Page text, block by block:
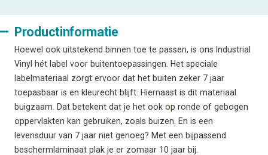
Productinformatie
Hoewel ook uitstekend binnen toe te passen, is ons Industrial
Vinyl hét label voor buitentoepassingen. Het speciale
labelmateriaal zorgt ervoor dat het buiten zeker 7 jaar
toepasbaar is en kleurecht blijft. Hiernaast is dit materiaal
buigzaam. Dat betekent dat je het ook op ronde of gebogen
oppervlakten kan gebruiken, zoals buizen. En is een
levensduur van 7 jaar niet genoeg? Met een bijpassend
beschermlaminaat plak je er zomaar 10 jaar bij.